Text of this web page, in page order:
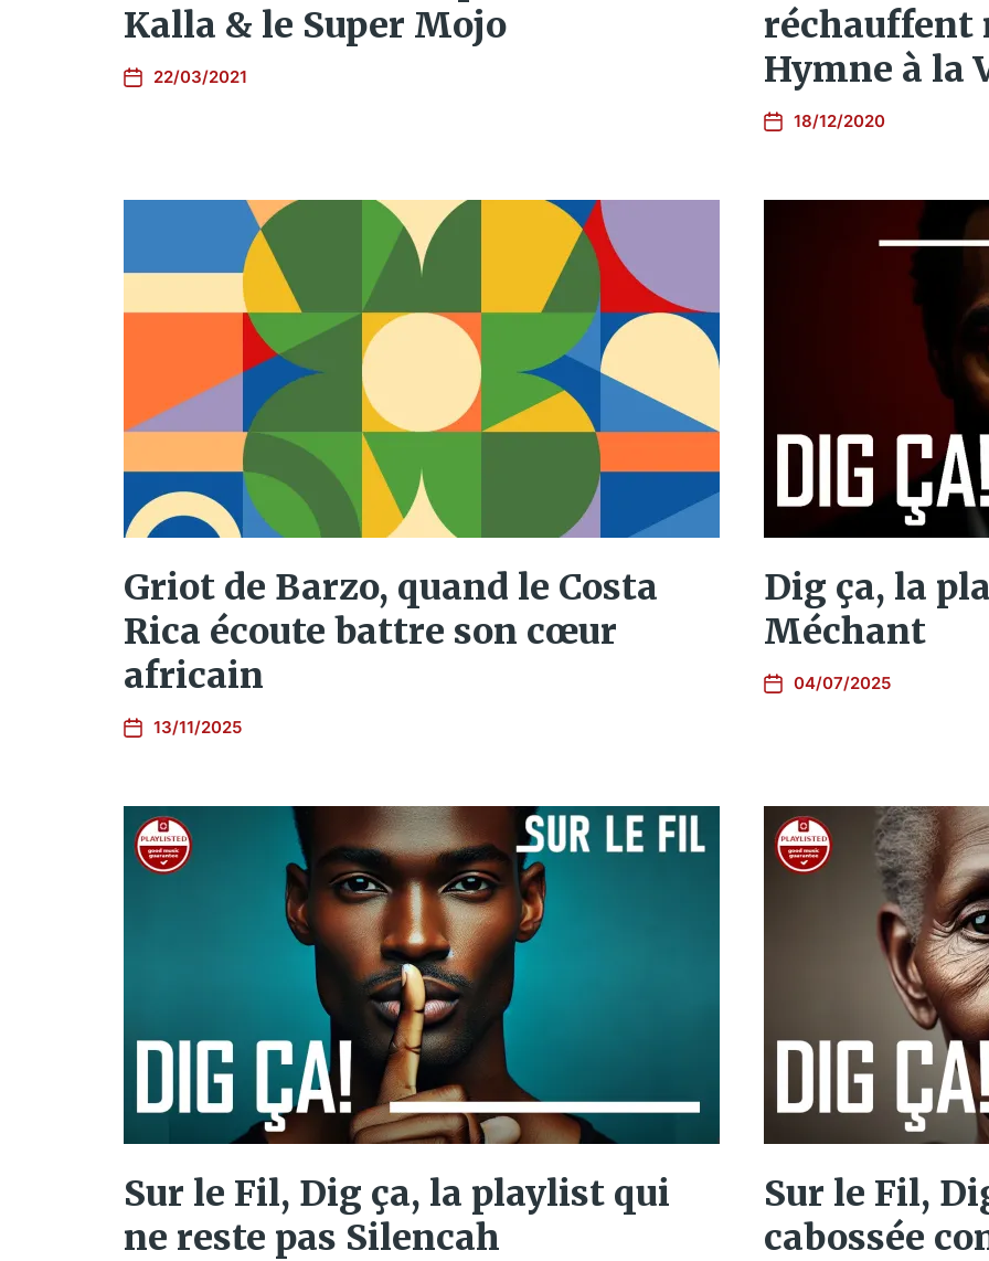
Kalla & le Super Mojo
22/03/2021
réchauffent
Hymne à la
18/12/2020
Griot de Barzo, quand le Costa
Rica écoute battre son cœur
africain
13/11/2025
Dig ça, la
Méchant
04/07/2025
Sur le Fil, Dig ça, la playlist qui
ne reste pas Silencah
Sur le Fil,
cabossée